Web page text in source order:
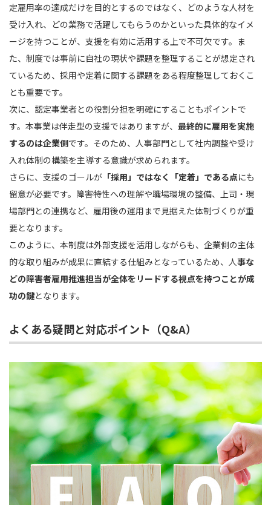
定雇用率の達成だけを目的とするのではなく、どのような人材を
受け入れ、どの業務で活躍してもらうのかといった具体的なイメ
ージを持つことが、支援を有効に活用する上で不可欠です。ま
た、制度では事前に自社の現状や課題を整理することが想定され
ているため、採用や定着に関する課題をある程度整理しておくこ
とも重要です。
次に、認定事業者との役割分担を明確にすることもポイントで
す。本事業は伴走型の支援ではありますが、 最終的に雇用を実施
するのは企業側です。そのため、人事部門として社内調整や受け
入れ体制の構築を主導する意識が求められます。
さらに、支援のゴールが 「採用」ではなく「定着」である点にも
留意が必要です。障害特性への理解や職場環境の整備、上司・現
場部門との連携など、雇用後の運用まで見据えた体制づくりが重
要となります。
このように、本制度は外部支援を活用しながらも、企業側の主体
的な取り組みが成果に直結する仕組みとなっているため、人事な
どの障害者雇用推進担当が全体をリードする視点を持つことが成
功の鍵となります。
よくある疑問と対応ポイント（Q&A）